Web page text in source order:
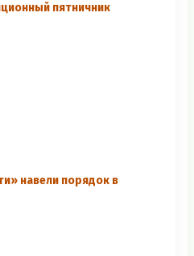
пятничник
навели порядок в